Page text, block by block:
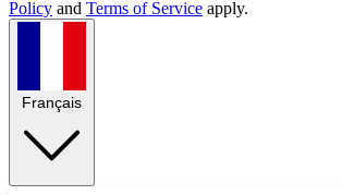
Policy and Terms of Service apply.
Français